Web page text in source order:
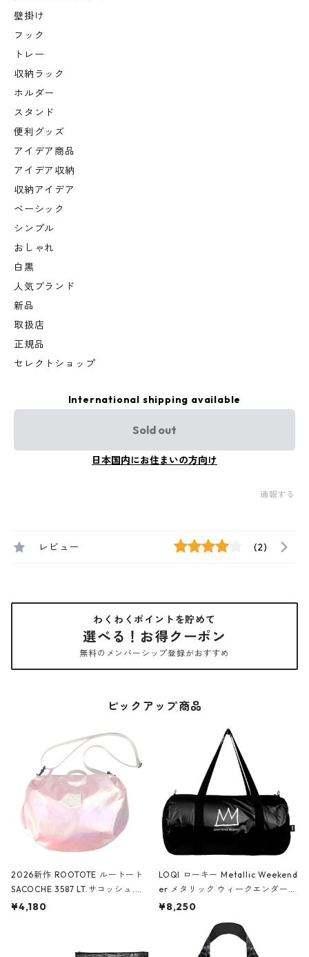
壁掛け
フック
トレー
収納ラック
ホルダー
スタンド
便利グッズ
アイデア商品
アイデア収納
収納アイデア
ベーシック
シンプル
おしゃれ
白黒
人気ブランド
新品
取扱店
正規品
セレクトショップ
International shipping available
Sold out
日本国内にお住まいの方向け
通報する
レビュー (2)
わくわくポイントを貯めて
選べる！お得クーポン
無料のメンバーシップ登録がおすすめ
ピックアップ商品
2026新作 ROOTOTE ルートート
SACOCHE 3587 LT.サコッシュ.ル
ミエ-B ショルダーバッグ グロスピ
¥4,180
LOQI ローキー Metallic Weekend
er メタリック ウィークエンダー
ボストンバッグ ショルダーバッグ
Black ジャン=ミッシェル・バスキ
ア/クラウン ブラック
¥8,250